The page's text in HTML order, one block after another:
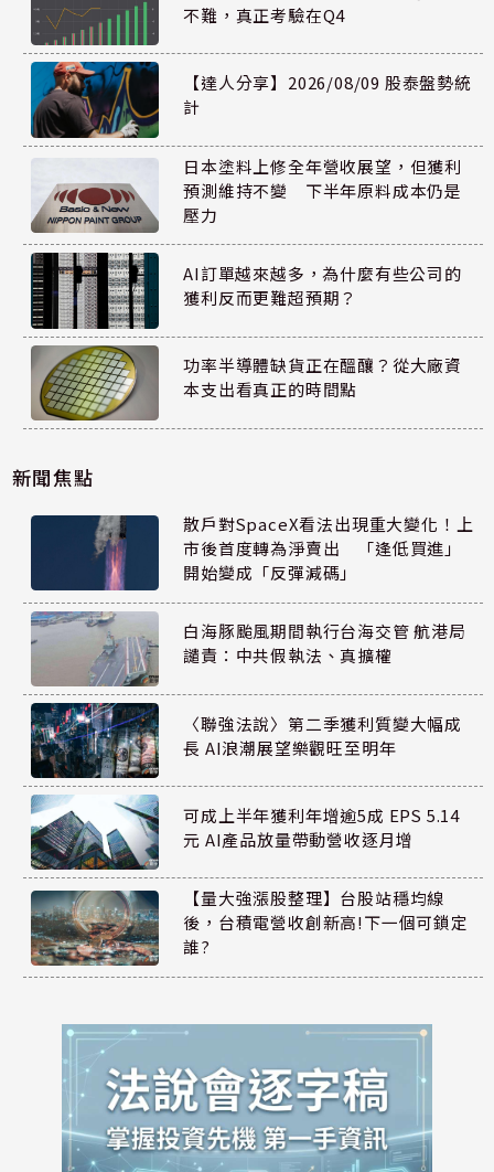
不難，真正考驗在Q4
【達人分享】2026/08/09 股泰盤勢統
計
日本塗料上修全年營收展望，但獲利
預測維持不變 下半年原料成本仍是
壓力
AI訂單越來越多，為什麼有些公司的
獲利反而更難超預期？
功率半導體缺貨正在醞釀？從大廠資
本支出看真正的時間點
新聞焦點
散戶對SpaceX看法出現重大變化！上
市後首度轉為淨賣出 「逢低買進」
開始變成「反彈減碼」
白海豚颱風期間執行台海交管 航港局
譴責：中共假執法、真擴權
〈聯強法說〉第二季獲利質變大幅成
長 AI浪潮展望樂觀旺至明年
可成上半年獲利年增逾5成 EPS 5.14
元 AI產品放量帶動營收逐月增
【量大強漲股整理】台股站穩均線
後，台積電營收創新高!下一個可鎖定
誰?